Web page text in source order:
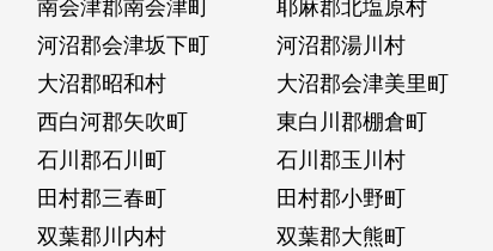
河沼郡会津坂下町 河沼郡湯川村
大沼郡昭和村 大沼郡会津美里町
西白河郡矢吹町 東白川郡棚倉町
石川郡石川町 石川郡玉川村
田村郡三春町 田村郡小野町
双葉郡川内村 双葉郡大熊町